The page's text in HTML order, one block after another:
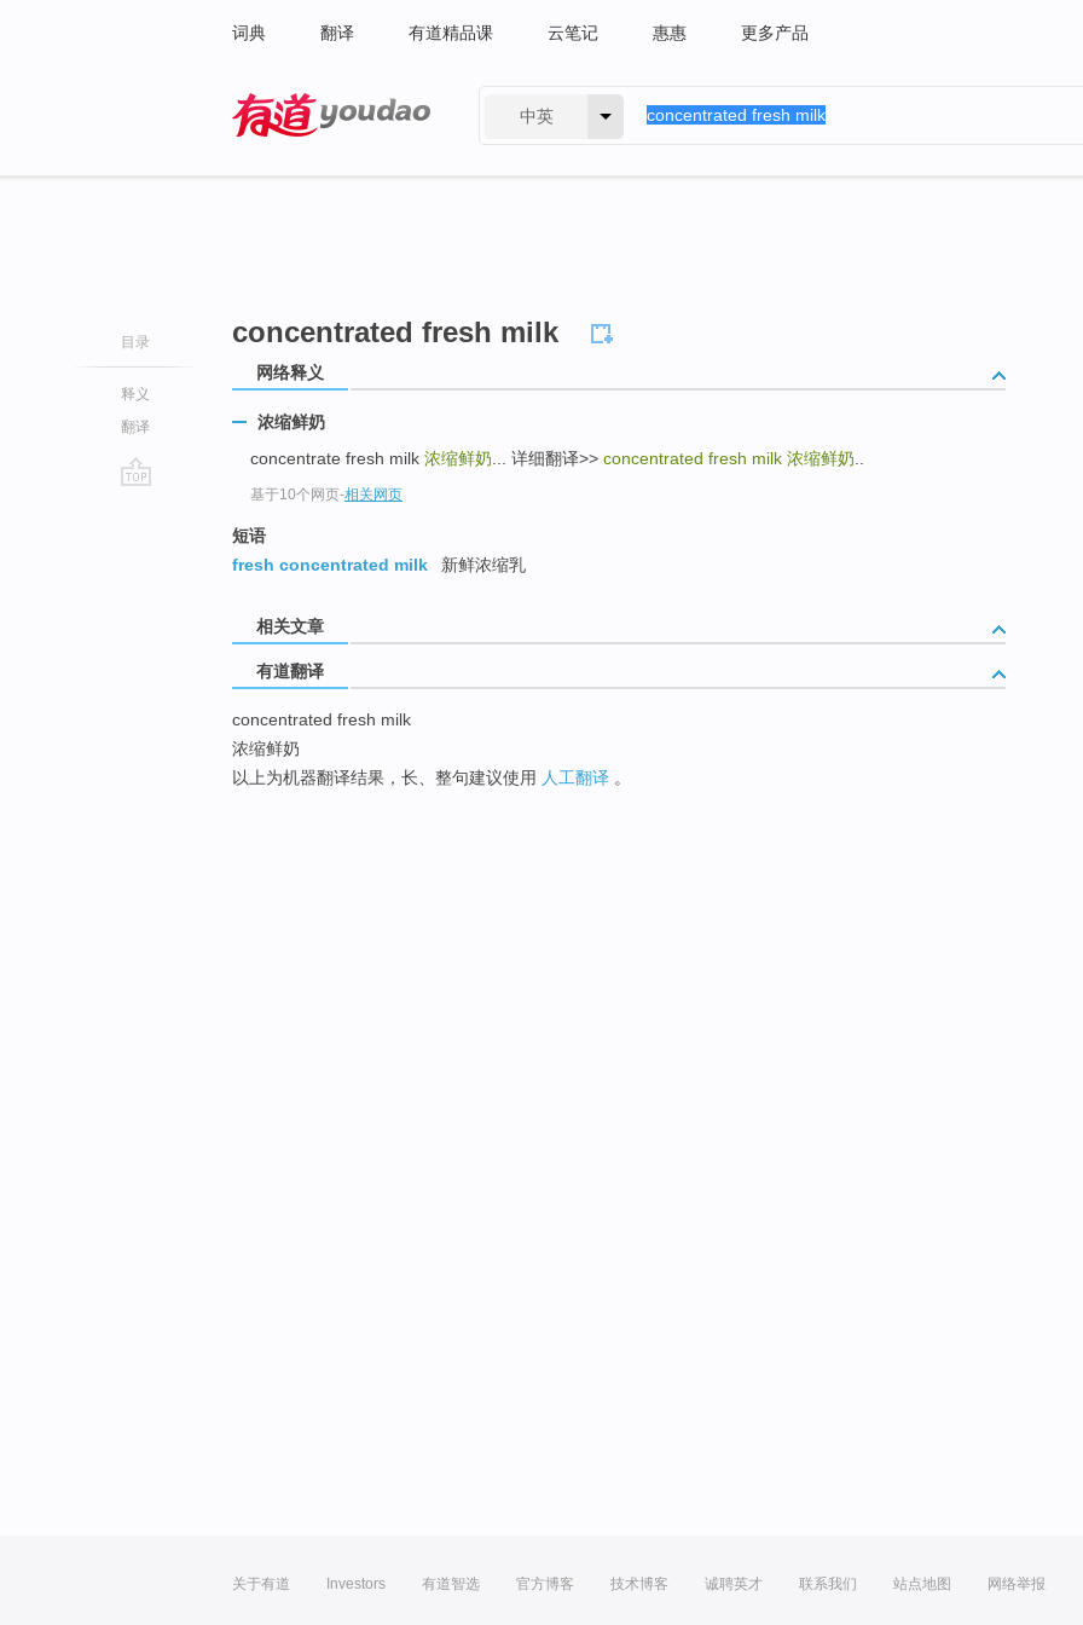
词典 翻译 有道精品课 云笔记 惠惠 更多产品
中英
目录
释义
翻译
concentrated fresh milk
网络释义
浓缩鲜奶
concentrate fresh milk 浓缩鲜奶 ... 详细翻译>> concentrated fresh milk 浓缩鲜奶
基于10个网页-相关网页
短语
fresh concentrated milk
新鲜浓缩乳
相关文章
有道翻译
concentrated fresh milk
浓缩鲜奶
以上为机器翻译结果，长、整句建议使用 人工翻译 。
关于有道 Investors 有道智选 官方博客 技术博客 诚聘英才 联系我们 站点地图 网络举报